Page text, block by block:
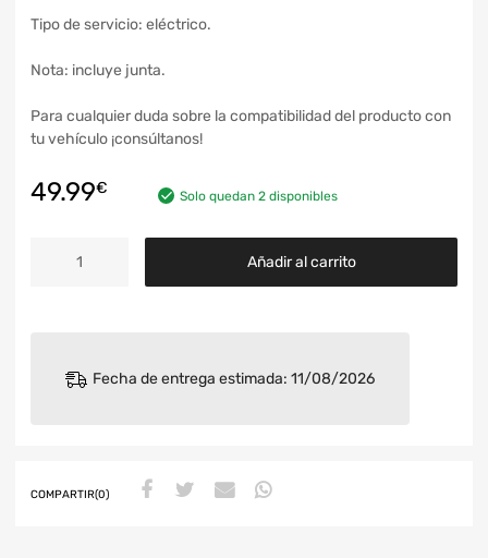
Tipo de servicio: eléctrico.
Nota: incluye junta.
Para cualquier duda sobre la compatibilidad del producto con
tu vehículo ¡consúltanos!
49.99€ Solo quedan 2 disponibles
Añadir al carrito
Fecha de entrega estimada: 11/08/2026
COMPARTIR(0)